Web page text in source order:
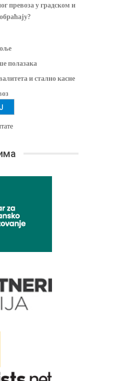
превоза у градском и
полазака
и стално касне